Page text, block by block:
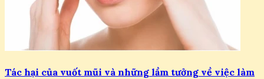
Tác hại của vuốt mũi và những lầm tưởng về việc làm